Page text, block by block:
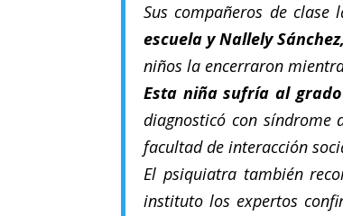
Sus compañeros de clase
escuela y Nallely
niños la encerraron
Esta niña sufría al
diagnosticó con síndrome
facultad de interacción
El psiquiatra también
instituto los expertos